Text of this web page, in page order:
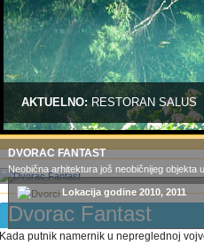
AKTUELNO:RESTORAN SALUS
Lokacija godine 2010, 2011
DVORAC FANTAST
Neobična arhitektura još neobičnijeg objekta
Dvorac Fantast
Kada putnik namernik u nepreglednoj